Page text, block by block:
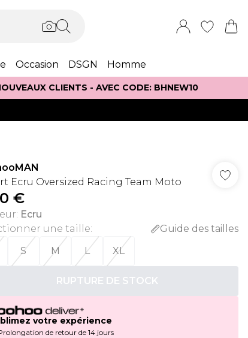
Occasion DSGN Homme
CLIENTS - AVEC CODE: BHNEW10
Ecru Oversized Racing Team Moto
€
: Ecru
une taille:
Guide des tailles
S M L XL
RUPTURE DE STOCK
votre expérience
de retour de 14 jours